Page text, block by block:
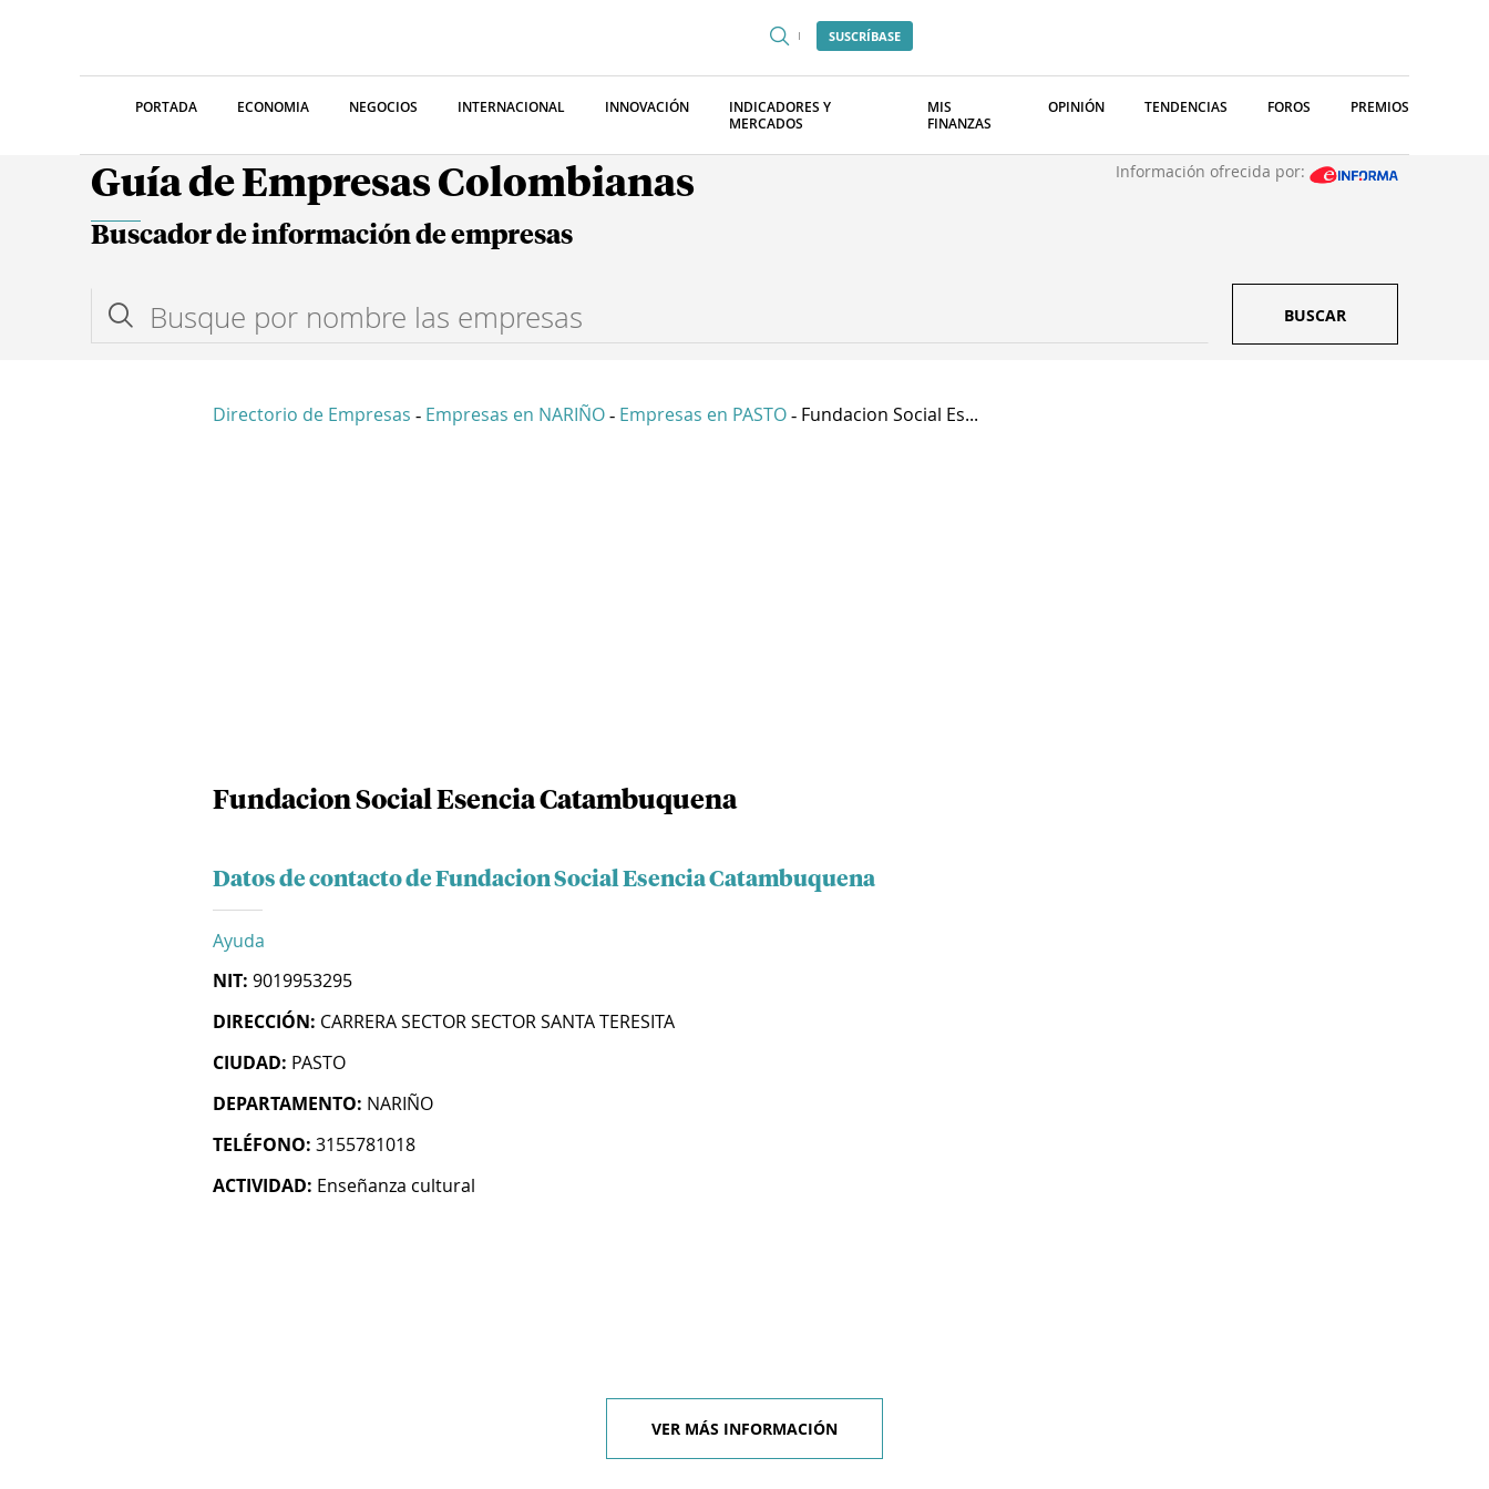
SUSCRÍBASE
PORTADA ECONOMIA NEGOCIOS INTERNACIONAL INNOVACIÓN
INDICADORES Y
MERCADOS
MIS
FINANZAS
OPINIÓN TENDENCIAS FOROS PREMIOS
Guía de Empresas Colombianas Información ofrecida por:
Buscador de información de empresas
BUSCAR
Directorio de Empresas - Empresas en NARIÑO - Empresas en PASTO - Fundacion Social Es...
Fundacion Social Esencia Catambuquena
Datos de contacto de Fundacion Social Esencia Catambuquena
Ayuda
NIT: 9019953295
DIRECCIÓN: CARRERA SECTOR SECTOR SANTA TERESITA
CIUDAD: PASTO
DEPARTAMENTO: NARIÑO
TELÉFONO: 3155781018
ACTIVIDAD: Enseñanza cultural
VER MÁS INFORMACIÓN